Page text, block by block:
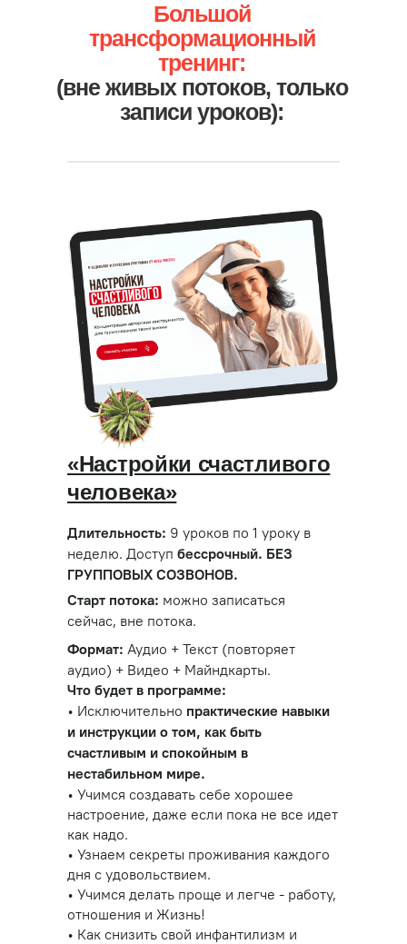
Большой
трансформационный
тренинг:
(вне живых потоков, только
записи уроков):
«Настройки счастливого
человека»
Длительность: 9 уроков по 1 уроку в
неделю. Доступ бессрочный. БЕЗ
ГРУППОВЫХ СОЗВОНОВ.
Старт потока: можно записаться
сейчас, вне потока.
Формат: Аудио + Текст (повторяет
аудио) + Видео + Майндкарты.
Что будет в программе:
• Исключительно практические навыки
и инструкции о том, как быть
счастливым и спокойным в
нестабильном мире.
• Учимся создавать себе хорошее
настроение, даже если пока не все идет
как надо.
• Узнаем секреты проживания каждого
дня с удовольствием.
• Учимся делать проще и легче - работу,
отношения и Жизнь!
• Как снизить свой инфантилизм и